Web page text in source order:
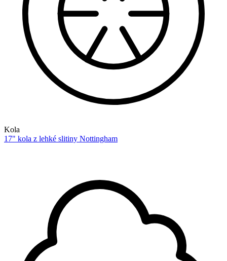
Kola
17" kola z lehké slitiny Nottingham